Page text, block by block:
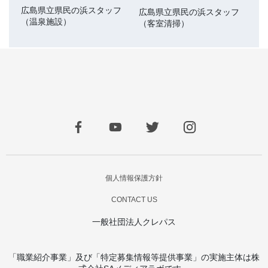
広島県立県民の浜スタッフ
（温泉施設）
広島県立県民の浜スタッフ
（客室清掃）
個人情報保護方針
CONTACT US
一般社団法人クレパス
「職業紹介事業」及び「特定募集情報等提供事業」の実施主体は株